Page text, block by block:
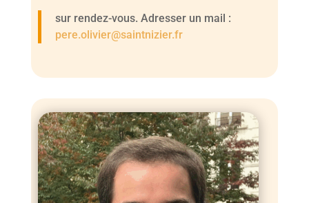
sur rendez-vous. Adresser un mail :
pere.olivier@saintnizier.fr